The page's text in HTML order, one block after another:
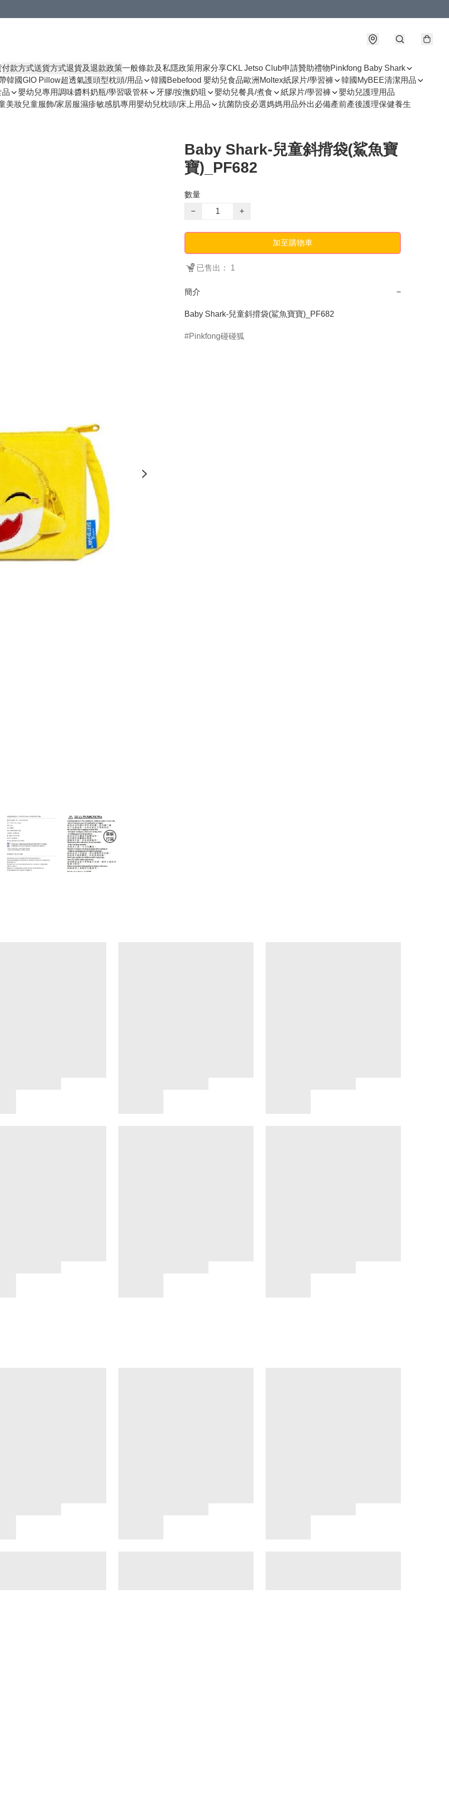
付款方式送貨方式退貨及退款政策一般條款及私隱政策用家分享CKL Jetso Club申請贊助禮物Pinkfong Baby Shark
韓國GIO Pillow超透氣護頭型枕頭/用品 韓國Bebefood 嬰幼兒食品歐洲Moltex紙尿片/學習褲
韓國MyBEE清潔用品
品
嬰幼兒專用調味醬料奶瓶/學習吸管杯 牙膠/按撫奶咀 嬰幼兒餐具/煮食 紙尿片/學習褲
嬰幼兒護理用品
美妝兒童服飾/家居服濕疹敏感肌專用嬰幼兒枕頭/床上用品 抗菌防疫必選媽媽用品外出必備產前產後護理保健養生
Baby Shark-兒童斜揹袋(鯊魚寶
寶)_PF682
數量
−
+
加至購物車
已售出： 1
簡介 −
Baby Shark-兒童斜揹袋(鯊魚寶寶)_PF682
Pinkfong碰碰狐